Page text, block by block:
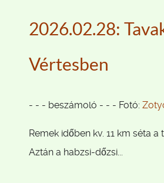
2026.02.28:
Vértesben
- - - beszámoló - - - Fotó:
Remek időben kv. 11 km séta a
Aztán a habzsi-dőzsi...